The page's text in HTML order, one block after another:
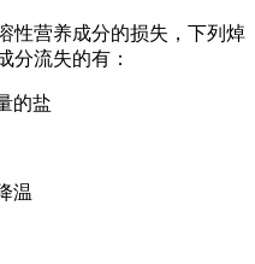
营养成分的损失，下列焯
分流失的有：
的盐
温